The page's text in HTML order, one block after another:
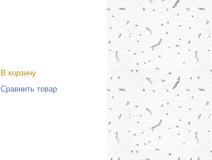
В корзину
Сравнить товар